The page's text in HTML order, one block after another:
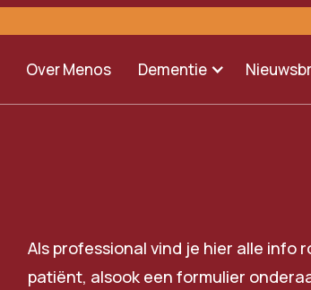
Over Menos Dementie
Als professional vind je hier alle info
patiënt, alsook een formulier